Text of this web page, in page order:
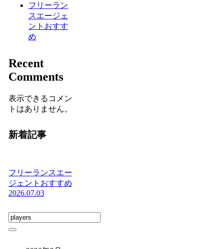
フリーラン
スエージェ
ントおすす
め
Recent
Comments
表示できるコメン
トはありません。
新着記事
フリーランスエー
ジェントおすすめ
2026.07.03